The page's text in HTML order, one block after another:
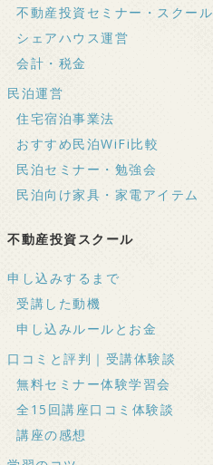
不動産投資セミナー・スクール
シェアハウス運営
会計・税金
民泊運営
住宅宿泊事業法
おすすめ民泊WiFi比較
民泊セミナー・勉強会
民泊向け家具・家電アイテム
不動産投資スクール
申し込みするまで
受講した動機
申し込みルールとお金
口コミと評判｜受講体験談
無料セミナー体験学習会
全15回講座口コミ体験談
講座の感想